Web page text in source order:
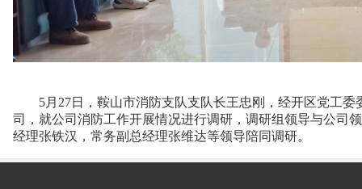
5月27日，鞍山市消防支队支队长王忠刚，经开区党工委
司，就公司消防工作开展情况进行调研，调研组领导与公司
经理张铁汉，常务副总经理张维达等领导陪同调研。